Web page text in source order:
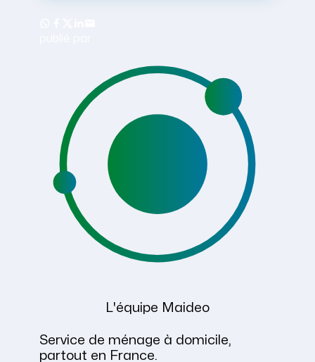
L'équipe Maideo
Service de ménage à domicile,
partout en France.